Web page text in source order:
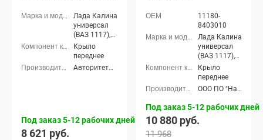
Лада Калина
универсал
(ВАЗ 1117),
Лада Калина
седан (ВАЗ
1118), Лада
Калина
Крыло
переднее
АвторитетПласт
Под заказ 5-12 рабочих дней
8 621 руб.
11180-
8403010
Лада Калина
универсал
(ВАЗ 1117),
Лада Калина
седан (ВАЗ
1118), Лада
Калина
хэтчбек (ВАЗ
1119)
Крыло
переднее
ООО ПО "Начало"
Под заказ 5-12 рабочих дней
10 880 руб.
11 968